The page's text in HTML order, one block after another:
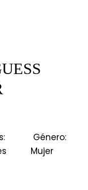
Género:
Mujer